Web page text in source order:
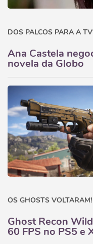
DOS PALCOS PARA A
Ana Castela
novela da Globo
OS GHOSTS VOLTARAM!
Ghost Recon
60 FPS no PS5 e